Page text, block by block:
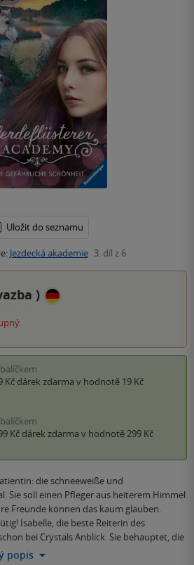
Uložit do seznamu
Jezdecká akademie 3. díl z 6
)
Kč dárek zdarma v hodnotě 19 Kč
Kč dárek zdarma v hodnotě 299 Kč
die schneeweiße und
Sie soll einen Pfleger aus heiterem Himmel
Freunde können das kaum glauben.
Isabelle, die beste Reiterin des
bei Crystals Anblick. Sie behauptet, die
popis